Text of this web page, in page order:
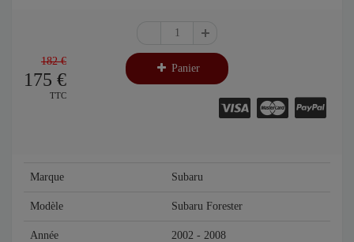
182 €
175 €
TTC
Panier
Marque Subaru
Modèle Subaru Forester
Année 2002 - 2008